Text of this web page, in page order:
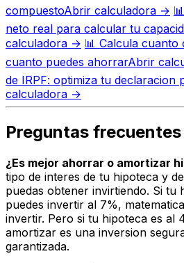
compuestoAbrir calculadora → 📊
neto real para calcular tu
calculadora → 📊 Calcula cuanto
cuanto puedes ahorrarAbrir
de IRPF: optimiza tu declaracion
calculadora →
Preguntas
¿Es mejor ahorrar o amortizar
tipo de interes de tu hipoteca y
puedas obtener invirtiendo. Si tu
puedes invertir al 7%,
invertir. Pero si tu hipoteca es al
amortizar es una inversion
garantizada.